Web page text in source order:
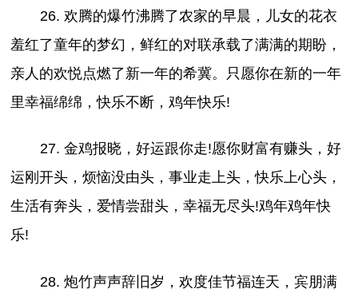
26. 欢腾的爆竹沸腾了农家的早晨，儿女的花衣
羞红了童年的梦幻，鲜红的对联承载了满满的期盼，
亲人的欢悦点燃了新一年的希冀。只愿你在新的一年
里幸福绵绵，快乐不断，鸡年快乐!
27. 金鸡报晓，好运跟你走!愿你财富有赚头，好
运刚开头，烦恼没由头，事业走上头，快乐上心头，
生活有奔头，爱情尝甜头，幸福无尽头!鸡年鸡年快
乐!
28. 炮竹声声辞旧岁，欢度佳节福连天，宾朋满